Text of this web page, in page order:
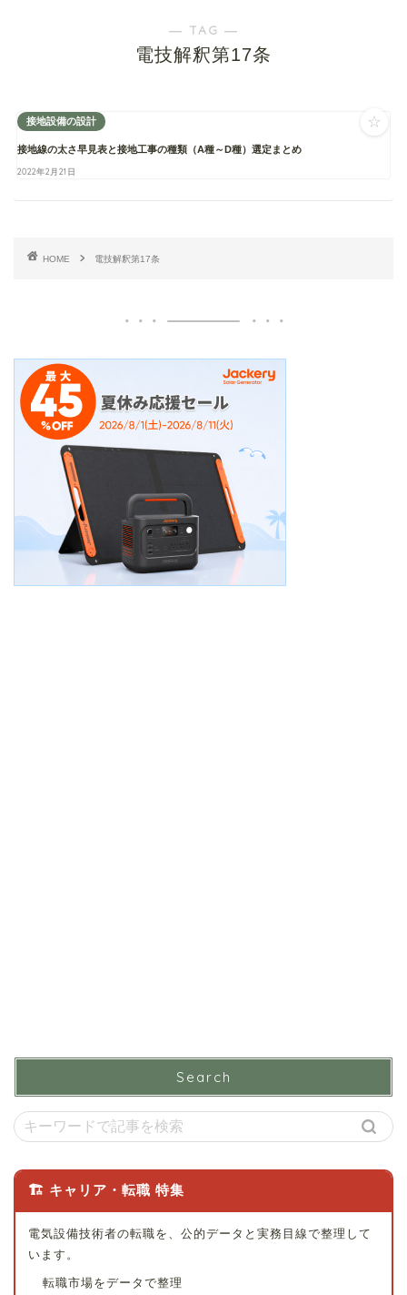
― TAG ―
電技解釈第17条
接地設備の設計
接地線の太さ早見表と接地工事の種類（A種～D種）選定まとめ
2022年2月21日
☆
HOME 電技解釈第17条
Search
🏗 キャリア・転職 特集
電気設備技術者の転職を、公的データと実務目線で整理して
います。
転職市場をデータで整理